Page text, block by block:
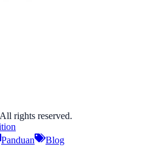
rights reserved.
Panduan Blog